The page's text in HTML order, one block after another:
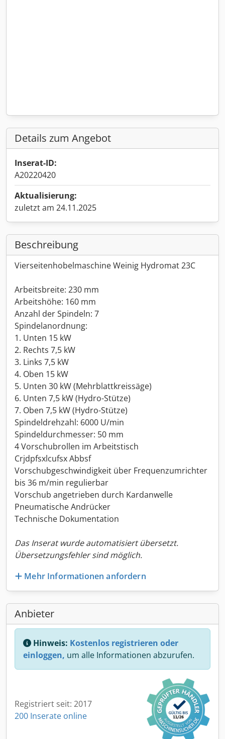
Details zum Angebot
Inserat-ID:
A20220420
Aktualisierung:
zuletzt am 24.11.2025
Beschreibung
Vierseitenhobelmaschine Weinig Hydromat 23C
Arbeitsbreite: 230 mm
Arbeitshöhe: 160 mm
Anzahl der Spindeln: 7
Spindelanordnung:
1. Unten 15 kW
2. Rechts 7,5 kW
3. Links 7,5 kW
4. Oben 15 kW
5. Unten 30 kW (Mehrblattkreissäge)
6. Unten 7,5 kW (Hydro-Stütze)
7. Oben 7,5 kW (Hydro-Stütze)
Spindeldrehzahl: 6000 U/min
Spindeldurchmesser: 50 mm
4 Vorschubrollen im Arbeitstisch
Crjdpfsxlcufsx Abbsf
Vorschubgeschwindigkeit über Frequenzumrichter
bis 36 m/min regulierbar
Vorschub angetrieben durch Kardanwelle
Pneumatische Andrücker
Technische Dokumentation
Das Inserat wurde automatisiert übersetzt.
Übersetzungsfehler sind möglich.
Mehr Informationen anfordern
Anbieter
Hinweis: Kostenlos registrieren oder
einloggen, um alle Informationen abzurufen.
Registriert seit: 2017
200 Inserate online